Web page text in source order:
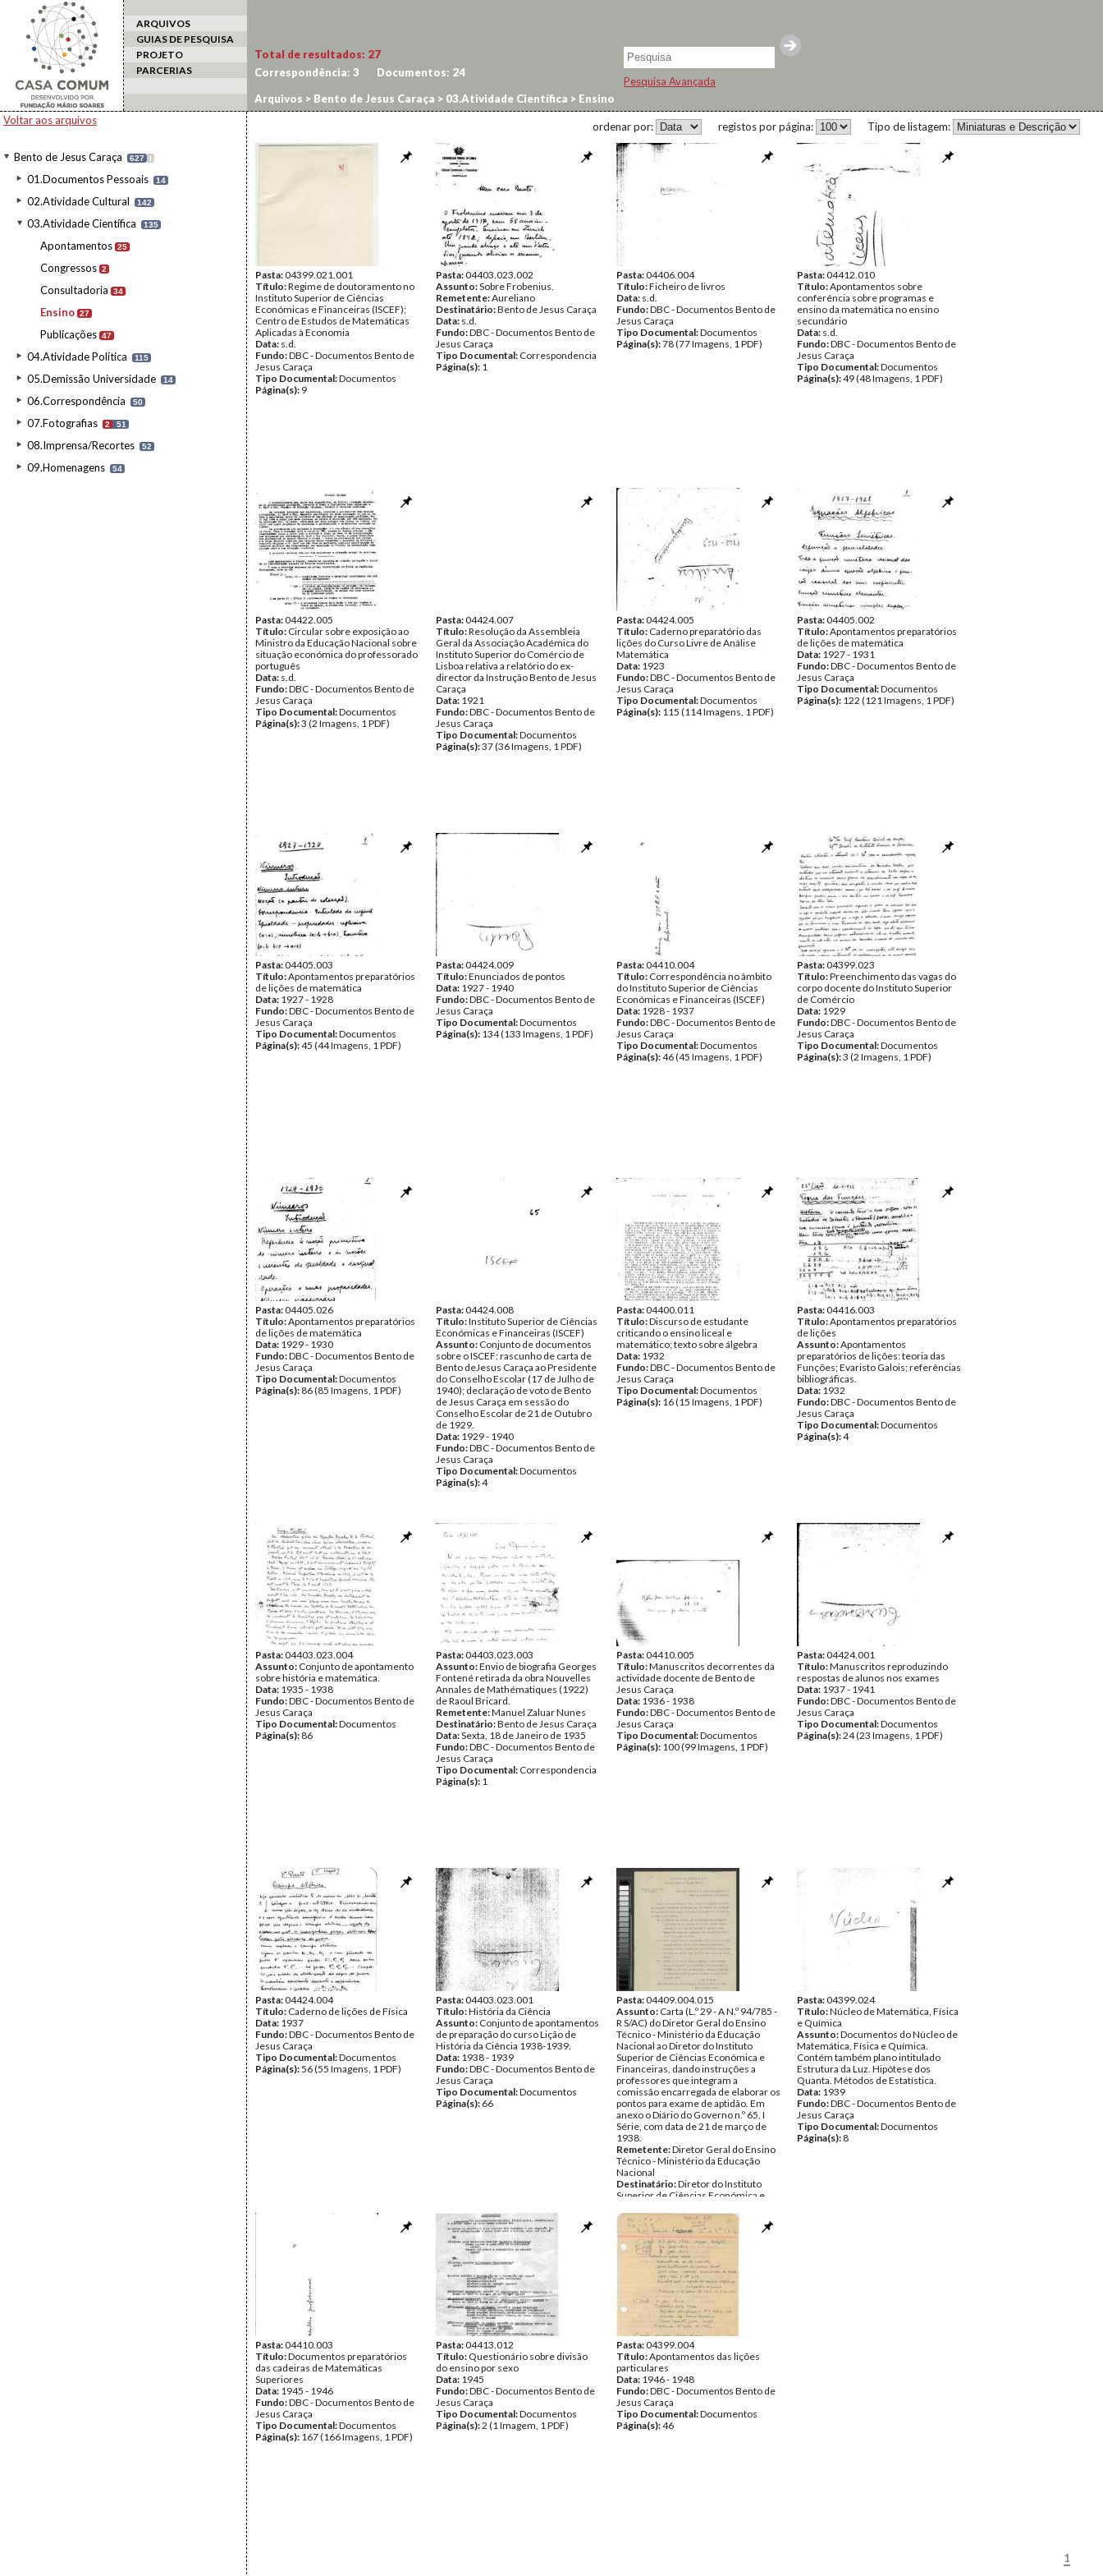
ARQUIVOS
GUIAS DE PESQUISA
PROJETO
PARCERIAS
Pesquisa Avançada
Voltar aos arquivos
Bento de Jesus Caraça 627 I
01.Documentos Pessoais 14
02.Atividade Cultural 142
03.Atividade Científica 135
Apontamentos 25
Congressos 2
Consultadoria 34
Ensino 27
Publicações 47
04.Atividade Política 115
05.Demissão Universidade 14
06.Correspondência 50
07.Fotografias 2 51
08.Imprensa/Recortes 52
09.Homenagens 54
Total de resultados: 27
Correspondência: 3 Documentos: 24
Arquivos > Bento de Jesus Caraça > 03.Atividade Científica > Ensino
Tipo de listagem:
registos por página:
ordenar por:
Pasta:04399.021.001
Título:Regime de doutoramento no
Instituto Superior de Ciências
Económicas e Financeiras (ISCEF);
Centro de Estudos de Matemáticas
Aplicadas à Economia
Data: s.d.
Fundo:DBC - Documentos Bento de
Jesus Caraça
Tipo Documental:Documentos
Página(s): 9
Pasta:04403.023.002
Assunto:Sobre Frobenius.
Remetente:Aureliano
Destinatário:Bento de Jesus Caraça
Data: s.d.
Fundo:DBC - Documentos Bento de
Jesus Caraça
Tipo Documental: Correspondencia
Página(s): 1
Pasta:04406.004
Título:Ficheiro de livros
Data: s.d.
Fundo:DBC - Documentos Bento de
Jesus Caraça
Tipo Documental:Documentos
Página(s):78 (77 Imagens, 1 PDF)
Pasta:04412.010
Título:Apontamentos sobre
conferência sobre programas e
ensino da matemática no ensino
secundário
Data: s.d.
Fundo:DBC - Documentos Bento de
Jesus Caraça
Tipo Documental:Documentos
Página(s):49 (48 Imagens, 1 PDF)
Pasta:04422.005
Título: Circular sobre exposição ao
Ministro da Educação Nacional sobre
situação económica do professorado
português
Data: s.d.
Fundo:DBC - Documentos Bento de
Jesus Caraça
Tipo Documental:Documentos
Página(s):3 (2 Imagens, 1 PDF)
Pasta:04424.007
Título:Resolução da Assembleia
Geral da Associação Académica do
Instituto Superior do Comércio de
Lisboa relativa a relatório do ex-
director da Instrução Bento de Jesus
Caraça
Data: 1921
Fundo:DBC - Documentos Bento de
Jesus Caraça
Tipo Documental:Documentos
Página(s):37 (36 Imagens, 1 PDF)
Pasta:04424.005
Título: Caderno preparatório das
lições do Curso Livre de Análise
Matemática
Data: 1923
Fundo:DBC - Documentos Bento de
Jesus Caraça
Tipo Documental:Documentos
Página(s): 115 (114 Imagens, 1 PDF)
Pasta:04405.002
Título:Apontamentos preparatórios
de lições de matemática
Data: 1927 - 1931
Fundo:DBC - Documentos Bento de
Jesus Caraça
Tipo Documental:Documentos
Página(s): 122 (121 Imagens, 1 PDF)
Pasta:04405.003
Título:Apontamentos preparatórios
de lições de matemática
Data: 1927 - 1928
Fundo:DBC - Documentos Bento de
Jesus Caraça
Tipo Documental:Documentos
Página(s):45 (44 Imagens, 1 PDF)
Pasta:04424.009
Título:Enunciados de pontos
Data: 1927 - 1940
Fundo:DBC - Documentos Bento de
Jesus Caraça
Tipo Documental:Documentos
Página(s): 134 (133 Imagens, 1 PDF)
Pasta:04410.004
Título: Correspondência no âmbito
do Instituto Superior de Ciências
Económicas e Financeiras (ISCEF)
Data: 1928 - 1937
Fundo:DBC - Documentos Bento de
Jesus Caraça
Tipo Documental:Documentos
Página(s):46 (45 Imagens, 1 PDF)
Pasta:04399.023
Título:Preenchimento das vagas do
corpo docente do Instituto Superior
de Comércio
Data: 1929
Fundo:DBC - Documentos Bento de
Jesus Caraça
Tipo Documental:Documentos
Página(s):3 (2 Imagens, 1 PDF)
Pasta:04405.026
Título:Apontamentos preparatórios
de lições de matemática
Data: 1929 - 1930
Fundo:DBC - Documentos Bento de
Jesus Caraça
Tipo Documental:Documentos
Página(s): 86 (85 Imagens, 1 PDF)
Pasta:04424.008
Título:Instituto Superior de Ciências
Económicas e Financeiras (ISCEF)
Assunto: Conjunto de documentos
sobre o ISCEF: rascunho de carta de
Bento deJesus Caraça ao Presidente
do Conselho Escolar (17 de Julho de
1940); declaração de voto de Bento
de Jesus Caraça em sessão do
Conselho Escolar de 21 de Outubro
de 1929.
Data: 1929 - 1940
Fundo:DBC - Documentos Bento de
Jesus Caraça
Tipo Documental:Documentos
Página(s):4
Pasta:04400.011
Título:Discurso de estudante
criticando o ensino liceal e
matemático; texto sobre álgebra
Data: 1932
Fundo:DBC - Documentos Bento de
Jesus Caraça
Tipo Documental:Documentos
Página(s): 16 (15 Imagens, 1 PDF)
Pasta:04416.003
Título:Apontamentos preparatórios
de lições
Assunto:Apontamentos
preparatórios de lições: teoria das
Funções; Evaristo Galois; referências
bibliográficas.
Data: 1932
Fundo:DBC - Documentos Bento de
Jesus Caraça
Tipo Documental:Documentos
Página(s):4
Pasta:04403.023.004
Assunto: Conjunto de apontamento
sobre história e matemática.
Data: 1935 - 1938
Fundo:DBC - Documentos Bento de
Jesus Caraça
Tipo Documental:Documentos
Página(s): 86
Pasta:04403.023.003
Assunto:Envio de biografia Georges
Fontené retirada da obra Nouvelles
Annales de Mathématiques (1922)
de Raoul Bricard.
Remetente:Manuel Zaluar Nunes
Destinatário:Bento de Jesus Caraça
Data:Sexta, 18 de Janeiro de 1935
Fundo:DBC - Documentos Bento de
Jesus Caraça
Tipo Documental: Correspondencia
Página(s): 1
Pasta:04410.005
Título:Manuscritos decorrentes da
actividade docente de Bento de
Jesus Caraça
Data: 1936 - 1938
Fundo:DBC - Documentos Bento de
Jesus Caraça
Tipo Documental:Documentos
Página(s): 100 (99 Imagens, 1 PDF)
Pasta:04424.001
Título:Manuscritos reproduzindo
respostas de alunos nos exames
Data: 1937 - 1941
Fundo:DBC - Documentos Bento de
Jesus Caraça
Tipo Documental:Documentos
Página(s):24 (23 Imagens, 1 PDF)
Pasta:04424.004
Título: Caderno de lições de Física
Data: 1937
Fundo:DBC - Documentos Bento de
Jesus Caraça
Tipo Documental:Documentos
Página(s):56 (55 Imagens, 1 PDF)
Pasta:04403.023.001
Título:História da Ciência
Assunto: Conjunto de apontamentos
de preparação do curso Lição de
História da Ciência 1938-1939.
Data: 1938 - 1939
Fundo:DBC - Documentos Bento de
Jesus Caraça
Tipo Documental:Documentos
Página(s): 66
Pasta:04409.004.015
Assunto: Carta (L.º 29 - A N.º 94/785 -
R S/AC) do Diretor Geral do Ensino
Técnico - Ministério da Educação
Nacional ao Diretor do Instituto
Superior de Ciências Económica e
Financeiras, dando instruções a
professores que integram a
comissão encarregada de elaborar os
pontos para exame de aptidão. Em
anexo o Diário do Governo n.º 65, I
Série, com data de 21 de março de
1938.
Remetente:Diretor Geral do Ensino
Técnico - Ministério da Educação
Nacional
Destinatário:Diretor do Instituto
Superior de Ciências Económica e
Data: Sábado, 26 de Março de 1938
Fundo:DBC - Documentos Bento de
Jesus Caraça
Tipo Documental:
Correspondencia
Página(s):4
Pasta:04399.024
Título:Núcleo de Matemática, Física
e Química
Assunto:Documentos do Núcleo de
Matemática, Física e Química.
Contém também plano intitulado
Estrutura da Luz. Hipótese dos
Quanta. Métodos de Estatística.
Data: 1939
Fundo:DBC - Documentos Bento de
Jesus Caraça
Tipo Documental:Documentos
Página(s): 8
Pasta:04410.003
Título:Documentos preparatórios
das cadeiras de Matemáticas
Superiores
Data: 1945 - 1946
Fundo:DBC - Documentos Bento de
Jesus Caraça
Tipo Documental:Documentos
Página(s): 167 (166 Imagens, 1 PDF)
Pasta:04413.012
Título: Questionário sobre divisão
do ensino por sexo
Data: 1945
Fundo:DBC - Documentos Bento de
Jesus Caraça
Tipo Documental:Documentos
Página(s):2 (1 Imagem, 1 PDF)
Pasta:04399.004
Título:Apontamentos das lições
particulares
Data: 1946 - 1948
Fundo:DBC - Documentos Bento de
Jesus Caraça
Tipo Documental:Documentos
Página(s):46
1